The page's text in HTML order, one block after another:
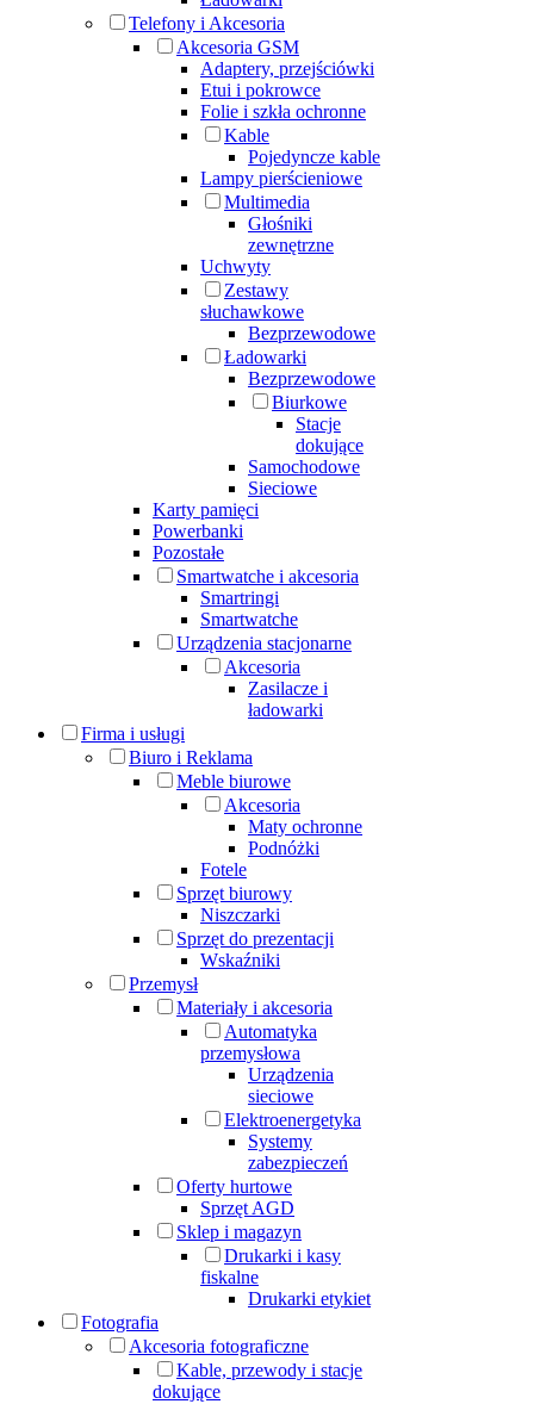
Telefony i Akcesoria
Akcesoria GSM
Adaptery, przejściówki
Etui i pokrowce
Folie i szkła ochronne
Kable
Pojedyncze kable
Lampy pierścieniowe
Multimedia
Głośniki
zewnętrzne
Uchwyty
Zestawy
słuchawkowe
Bezprzewodowe
Ładowarki
Bezprzewodowe
Biurkowe
Stacje
dokujące
Samochodowe
Sieciowe
Karty pamięci
Powerbanki
Pozostałe
Smartwatche i akcesoria
Smartringi
Smartwatche
Urządzenia stacjonarne
Akcesoria
Zasilacze i
ładowarki
Firma i usługi
Biuro i Reklama
Meble biurowe
Akcesoria
Maty ochronne
Podnóżki
Fotele
Sprzęt biurowy
Niszczarki
Sprzęt do prezentacji
Wskaźniki
Przemysł
Materiały i akcesoria
Automatyka
przemysłowa
Urządzenia
sieciowe
Elektroenergetyka
Systemy
zabezpieczeń
Oferty hurtowe
Sprzęt AGD
Sklep i magazyn
Drukarki i kasy
fiskalne
Drukarki etykiet
Fotografia
Akcesoria fotograficzne
Kable, przewody i stacje
dokujące